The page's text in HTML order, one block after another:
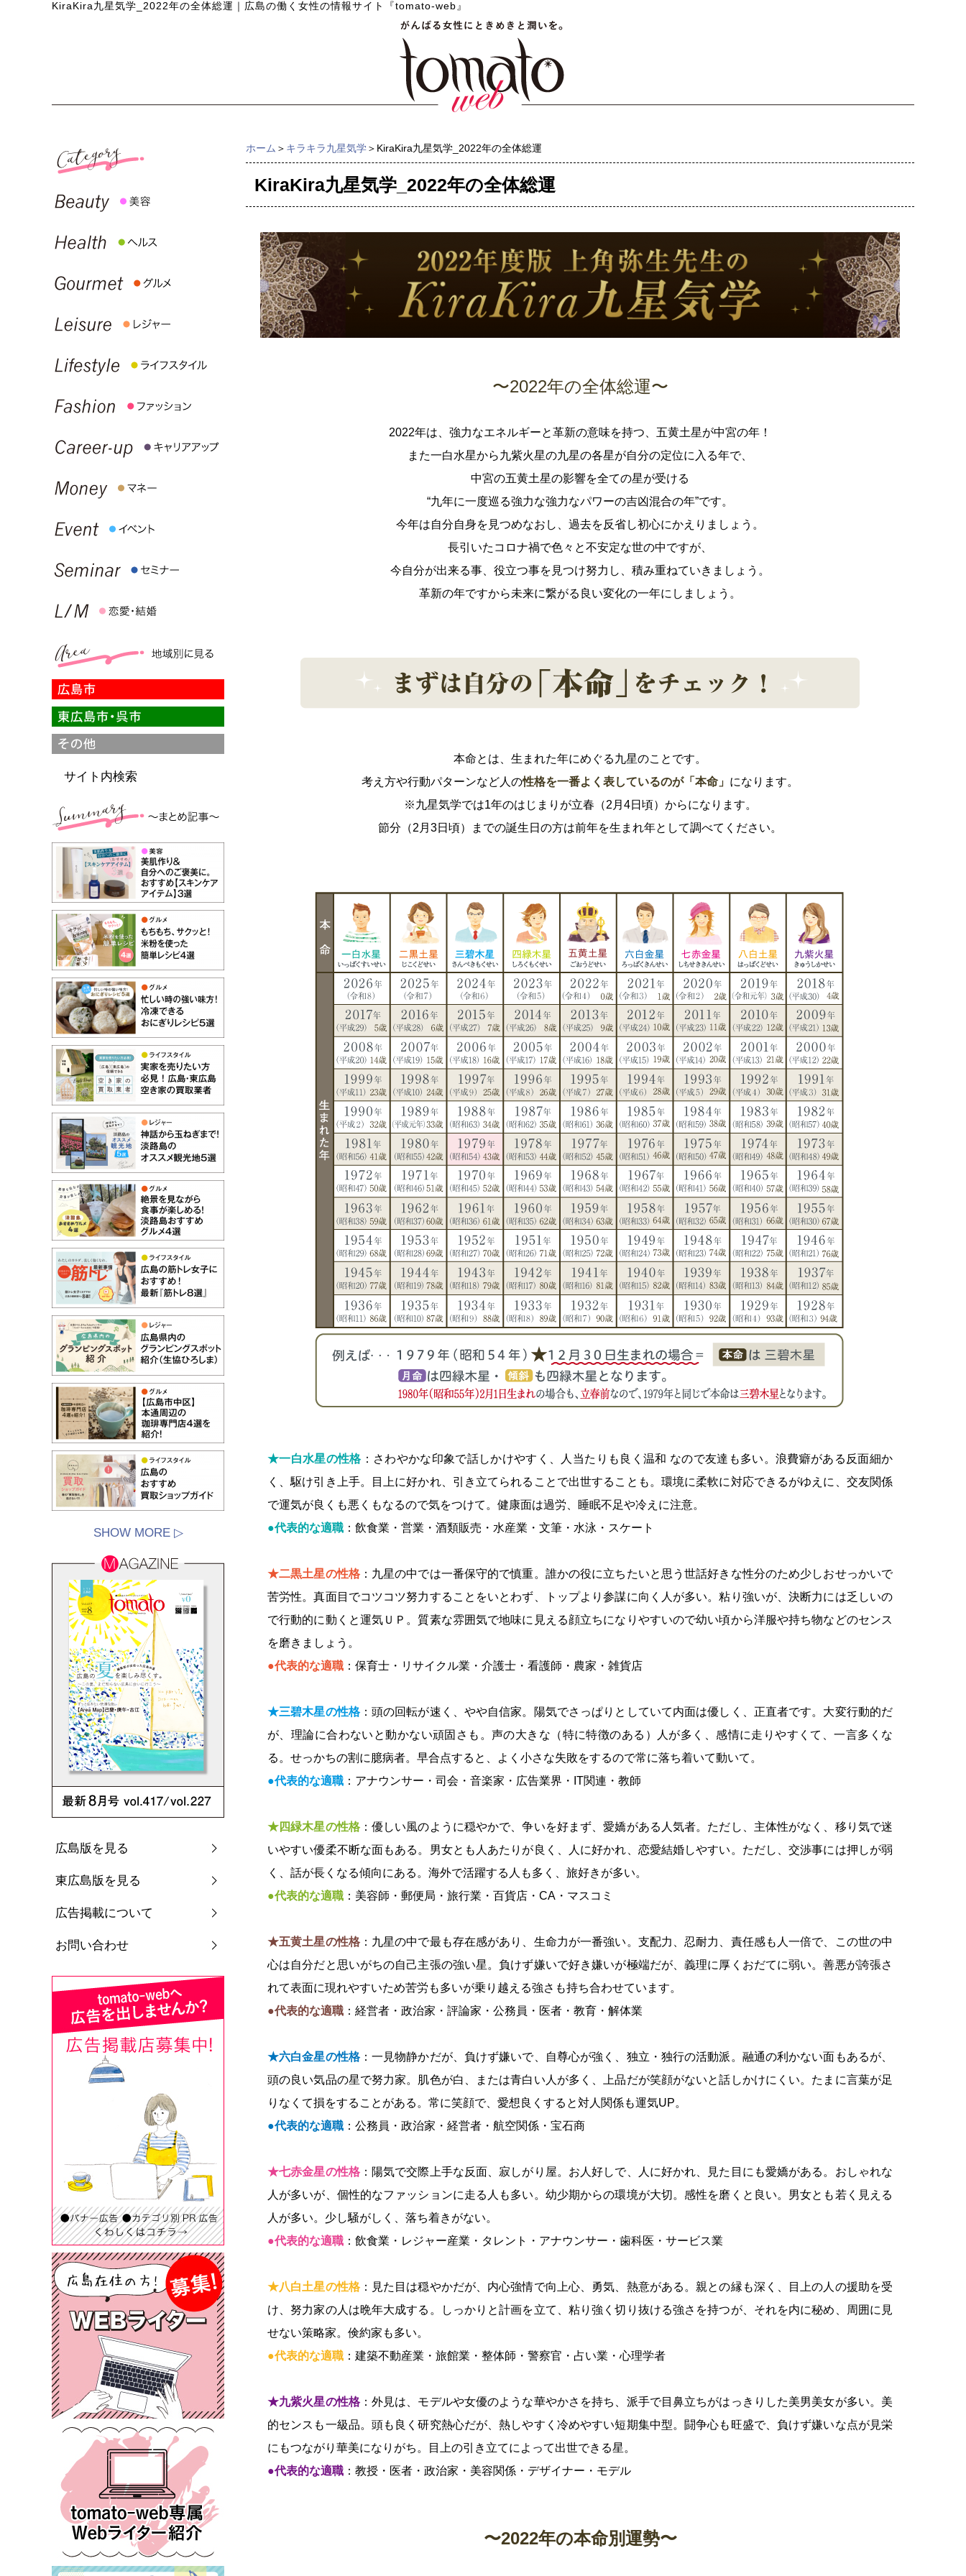
KiraKira九星気学_2022年の全体総運 ｜ 広島の働く女性の情報サイト『tomato-web』
ホーム ＞ キラキラ九星気学＞KiraKira九星気学_2022年の全体総運
KiraKira九星気学_2022年の全体総運
〜2022年の全体総運〜
2022年は、強力なエネルギーと革新の意味を持つ、五黄土星が中宮の年！
また一白水星から九紫火星の九星の各星が自分の定位に入る年で、
中宮の五黄土星の影響を全ての星が受ける
“九年に一度巡る強力な強力なパワーの吉凶混合の年”です。
今年は自分自身を見つめなおし、過去を反省し初心にかえりましょう。
長引いたコロナ禍で色々と不安定な世の中ですが、
今自分が出来る事、役立つ事を見つけ努力し、積み重ねていきましょう。
革新の年ですから未来に繋がる良い変化の一年にしましょう。
本命とは、生まれた年にめぐる九星のことです。
考え方や行動パターンなど人の性格を一番よく表しているのが「本命」 になります。
※九星気学では1年のはじまりが立春（2月4日頃）からになります。
節分（2月3日頃）までの誕生日の方は前年を生まれ年として調べてください。
★一白水星の性格：さわやかな印象で話しかけやすく、人当たりも良く温和 なので友達も多い。浪費癖がある反面細か
く、駆け引き上手。目上に好かれ、引き立てられることで出世することも。環境に柔軟に対応できるがゆえに、交友関係
で運気が良くも悪くもなるので気をつけて。健康面は過労、睡眠不足や冷えに注意。
●代表的な適職 ：飲食業・営業・酒類販売・水産業・文筆・水泳・スケート
★二黒土星の性格：九星の中では一番保守的で慎重。誰かの役に立ちたいと思う世話好きな性分のため少しおせっかいで
苦労性。真面目でコツコツ努力することをいとわず、トップより参謀に向く人が多い。粘り強いが、決断力には乏しいの
で行動的に動くと運気ＵＰ。質素な雰囲気で地味に見える顔立ちになりやすいので幼い頃から洋服や持ち物などのセンス
を磨きましょう。
●代表的な適職 ：保育士・リサイクル業・介護士・看護師・農家・雑貨店
★三碧木星の性格：頭の回転が速く、やや自信家。陽気でさっぱりとしていて内面は優しく、正直者です。大変行動的だ
が、理論に合わないと動かない頑固さも。声の大きな（特に特徴のある）人が多く、感情に走りやすくて、一言多くな
る。せっかちの割に臆病者。早合点すると、よく小さな失敗をするので常に落ち着いて動いて。
●代表的な適職 ：アナウンサー・司会・音楽家・広告業界・IT関連・教師
★四緑木星の性格：優しい風のように穏やかで、争いを好まず、愛嬌がある人気者。ただし、主体性がなく、移り気で迷
いやすい優柔不断な面もある。男女とも人あたりが良く、人に好かれ、恋愛結婚しやすい。ただし、交渉事には押しが弱
く、話が長くなる傾向にある。海外で活躍する人も多く、旅好きが多い。
●代表的な適職 ：美容師・郵便局・旅行業・百貨店・CA・マスコミ
★五黄土星の性格：九星の中で最も存在感があり、生命力が一番強い。支配力、忍耐力、責任感も人一倍で、この世の中
心は自分だと思いがちの自己主張の強い星。負けず嫌いで好き嫌いが極端だが、義理に厚くおだてに弱い。善悪が誇張さ
れて表面に現れやすいため苦労も多いが乗り越える強さも持ち合わせています。
●代表的な適職 ：経営者・政治家・評論家・公務員・医者・教育・解体業
★六白金星の性格：一見物静かだが、負けず嫌いで、自尊心が強く、独立・独行の活動派。融通の利かない面もあるが、
頭の良い気品の星で努力家。肌色が白、または青白い人が多く、上品だが笑顔がないと話しかけにくい。たまに言葉が足
りなくて損をすることがある。常に笑顔で、愛想良くすると対人関係も運気UP。
●代表的な適職 ：公務員・政治家・経営者・航空関係・宝石商
★七赤金星の性格：陽気で交際上手な反面、寂しがり屋。お人好しで、人に好かれ、見た目にも愛嬌がある。おしゃれな
人が多いが、個性的なファッションに走る人も多い。幼少期からの環境が大切。感性を磨くと良い。男女とも若く見える
人が多い。少し騒がしく、落ち着きがない。
●代表的な適職 ：飲食業・レジャー産業・タレント・アナウンサー・歯科医・サービス業
★八白土星の性格：見た目は穏やかだが、内心強情で向上心、勇気、熱意がある。親との縁も深く、目上の人の援助を受
け、努力家の人は晩年大成する。しっかりと計画を立て、粘り強く切り抜ける強さを持つが、それを内に秘め、周囲に見
せない策略家。倹約家も多い。
●代表的な適職 ：建築不動産業・旅館業・整体師・警察官・占い業・心理学者
★九紫火星の性格：外見は、モデルや女優のような華やかさを持ち、派手で目鼻立ちがはっきりした美男美女が多い。美
的センスも一級品。頭も良く研究熱心だが、熱しやすく冷めやすい短期集中型。闘争心も旺盛で、負けず嫌いな点が見栄
にもつながり華美になりがち。目上の引き立てによって出世できる星。
●代表的な適職 ：教授・医者・政治家・美容関係・デザイナー・モデル
〜2022年の本命別運勢〜
サイト内検索
SHOW MORE ▷
広島版を見る
東広島版を見る
広告掲載について
お問い合わせ